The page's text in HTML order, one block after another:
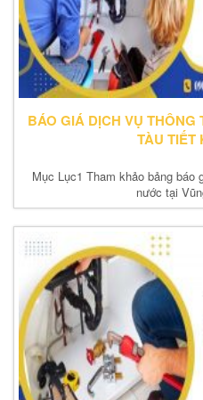
BÁO GIÁ DỊCH VỤ THÔNG
TÀU TIẾT
Mục Lục1 Tham khảo bảng
nước tại